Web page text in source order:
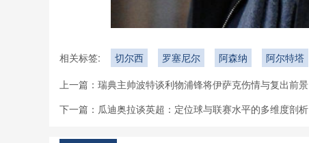
相关标签: 切尔西 罗塞尼尔 阿森纳 阿尔特塔
上一篇： 瑞典主帅波特谈利物浦锋将伊萨克伤情与复出前景
下一篇： 瓜迪奥拉谈英超：定位球与联赛水平的多维度剖析